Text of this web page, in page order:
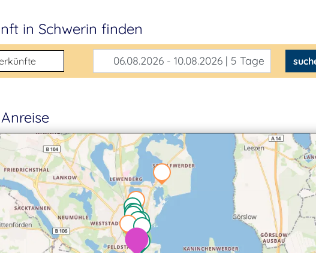
in Schwerin finden
06.08.2026 - 10.08.2026 | 5 Tage
22